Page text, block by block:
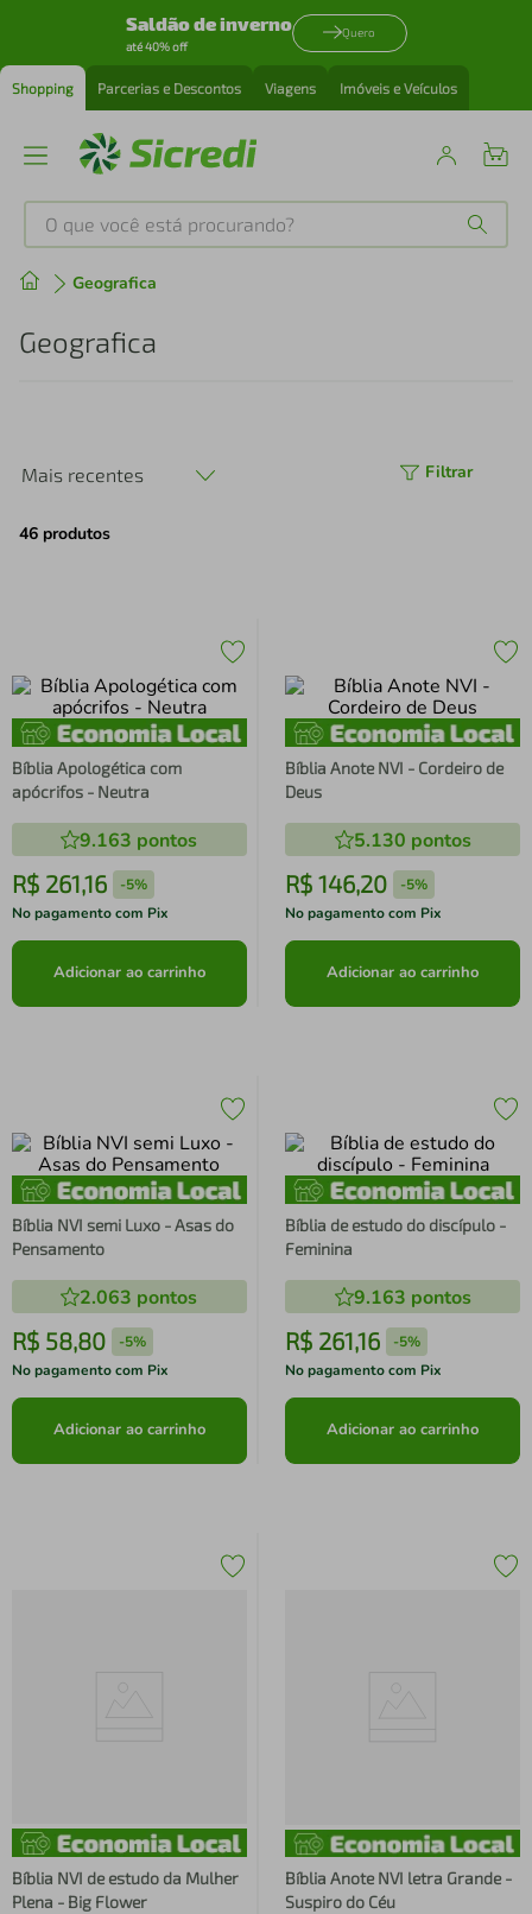
Saldão de inverno
até 40% off
Quero
Shopping Parcerias e Descontos Viagens Imóveis e Veículos
O que você está procurando?
Geografica
Geografica
Mais recentes Filtrar
46 produtos
Bíblia Apologética com
apócrifos - Neutra
9.163 pontos
R$ 261,16 -5%
No pagamento com Pix
Adicionar ao carrinho
Bíblia Anote NVI - Cordeiro de
Deus
5.130 pontos
R$ 146,20 -5%
No pagamento com Pix
Adicionar ao carrinho
Bíblia NVI semi Luxo - Asas do
Pensamento
2.063 pontos
R$ 58,80 -5%
No pagamento com Pix
Adicionar ao carrinho
Bíblia de estudo do discípulo -
Feminina
9.163 pontos
R$ 261,16 -5%
No pagamento com Pix
Adicionar ao carrinho
Bíblia NVI de estudo da Mulher
Plena - Big Flower
Bíblia Anote NVI letra Grande -
Suspiro do Céu
Produtos mais buscados
tenis
perfume
4º air fryer